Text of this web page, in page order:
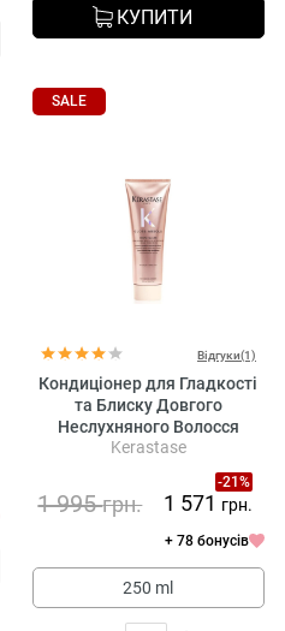
КУПИТИ
SALE
Відгуки(1)
Кондиціонер для Гладкості
та Блиску Довгого
Неслухняного Волосся
Kerastase Gloss Absolu Insta
Glaze Gloss Enhancing
Conditioner
Kerastase
-21%
1 995грн. 1 571 грн.
+ 78 бонусів
250 ml